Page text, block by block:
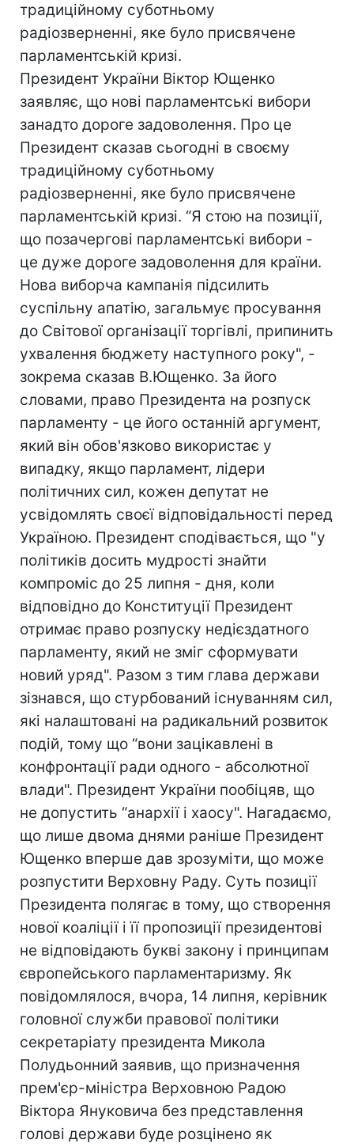
традиційному суботньому
радіозверненні, яке було присвячене
парламентській кризі.
Президент України Віктор Ющенко
заявляє, що нові парламентські вибори
занадто дороге задоволення. Про це
Президент сказав сьогодні в своєму
традиційному суботньому
радіозверненні, яке було присвячене
парламентській кризі. “Я стою на позиції,
що позачергові парламентські вибори -
це дуже дороге задоволення для країни.
Нова виборча кампанія підсилить
суспільну апатію, загальмує просування
до Світової організації торгівлі, припинить
ухвалення бюджету наступного року", -
зокрема сказав В.Ющенко. За його
словами, право Президента на розпуск
парламенту - це його останній аргумент,
який він обов'язково використає у
випадку, якщо парламент, лідери
політичних сил, кожен депутат не
усвідомлять своєї відповідальності перед
Україною. Президент сподівається, що "у
політиків досить мудрості знайти
компроміс до 25 липня - дня, коли
відповідно до Конституції Президент
отримає право розпуску недієздатного
парламенту, який не зміг сформувати
новий уряд". Разом з тим глава держави
зізнався, що стурбований існуванням сил,
які налаштовані на радикальний розвиток
подій, тому що “вони зацікавлені в
конфронтації ради одного - абсолютної
влади". Президент України пообіцяв, що
не допустить “анархії і хаосу". Нагадаємо,
що лише двома днями раніше Президент
Ющенко вперше дав зрозуміти, що може
розпустити Верховну Раду. Суть позиції
Президента полягає в тому, що створення
нової коаліції і її пропозиції президентові
не відповідають букві закону і принципам
європейського парламентаризму. Як
повідомлялося, вчора, 14 липня, керівник
головної служби правової політики
секретаріату президента Микола
Полудьонний заявив, що призначення
прем'єр-міністра Верховною Радою
Віктора Януковича без представлення
голові держави буде розцінено як